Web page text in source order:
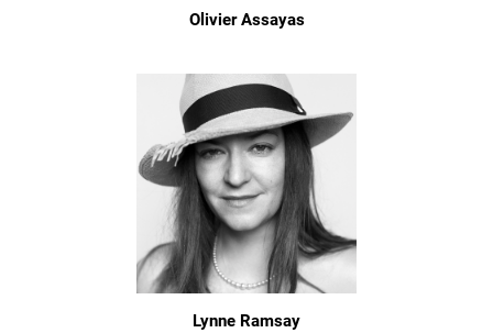
Olivier Assayas
Lynne Ramsay